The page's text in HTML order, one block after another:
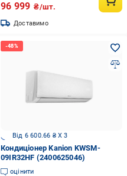
96 999 ₴/шт.
Доставимо
Від 6 600.66 ₴ X 3
Кондиціонер Kanion KWSM-
09IR32HF (2400625046)
оцінити